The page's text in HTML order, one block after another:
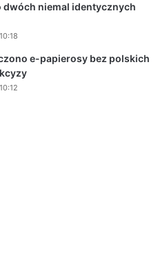
dwóch niemal identycznych
e-papierosy bez polskich